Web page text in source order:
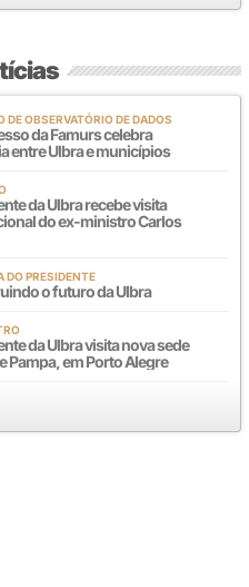
DE OBSERVATÓRIO DE DADOS
da Famurs celebra
entre Ulbra e municípios
da Ulbra recebe visita
do ex-ministro Carlos
DO PRESIDENTE
o futuro da Ulbra
da Ulbra visita nova sede
Pampa, em Porto Alegre